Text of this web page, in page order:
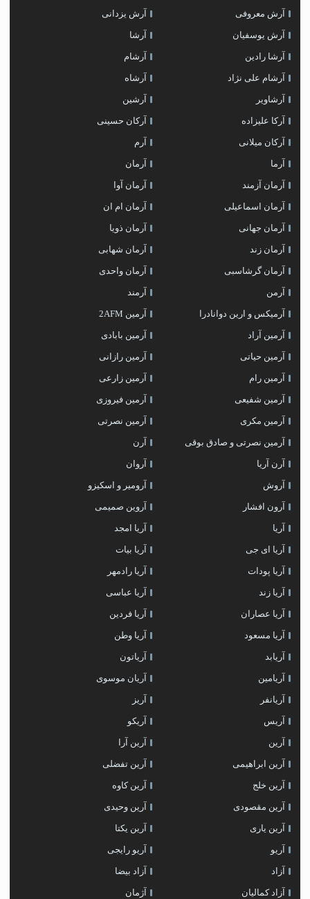
آرش معروفی آرش یزدانی
آرش یوسفیان آرشا
آرشا رادین آرشام
آرشام علی نژاد آرشاه
آرشاویر آرشین
آرکا علیزاده آرکان حسینی
آرکان میلانی آرم
آرما آرمان
آرمان آزمند آرمان آوا
آرمان اسماعیلی آرمان ام ان
آرمان جهانی آرمان ذویا
آرمان زند آرمان شهابی
آرمان گرشاسبی آرمان واحدی
آرمن آرمند
آرمیکس و ارین دوانادرا آرمین 2AFM
آرمین آراد آرمین بابادی
آرمین حیاتی آرمین رازانی
آرمین رام آرمین زارعی
آرمین شفیعی آرمین فیروزی
آرمین مکری آرمین نصرتی
آرمین نصرتی و صادق بوقی آرن
آرن آریا آروان
آروش آرومیر و اسکیزو
آرون افشار آروین صمیمی
آریا آریا امجد
آریا ای جی آریا بیات
آریا پودات آریا رادمهر
آریا زند آریا عباسی
آریا عصاران آریا فردین
آریا مسعود آریا وطن
آریابد آریاتون
آریامین آریان موسوی
آریانفر آریز
آریس آریکو
آرین آرین آرا
آرین ابراهیمی آرین تفضلی
آرین خلج آرین کاوه
آرین مقصودی آرین وحیدی
آرین یاری آرین یکتا
آریو آریو رایجی
آزاد آزاد بیضا
آزاد کمالیان آژمان